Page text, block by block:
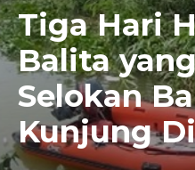
Tiga Hari
Balita
Selokan
Kunjung